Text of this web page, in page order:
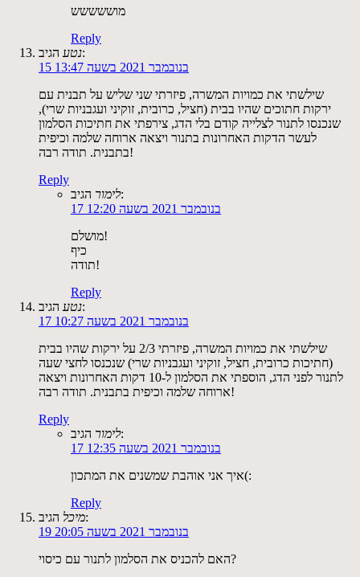
מוששששש
Reply
נטעהגיב:
15 בנובמבר 2021 בשעה 13:47
שילשתי את כמויות המשרה, פיזרתי שני שליש על תבנית עם
ירקות חתוכים שהיו בבית (חציל, כרובית, זוקיני ועגבניות שרי),
שנכנסו לתנור לצלייה קודם בלי הדג, צירפתי את חתיכות הסלמון
לעשר הדקות האחרונות בתנור ויצאה ארוחה שלמה וכיפית
בתבנית. תודה רבה!
Reply
לימורהגיב:
17 בנובמבר 2021 בשעה 12:20
מושלם!
כיף
תודה!
Reply
נטעהגיב:
17 בנובמבר 2021 בשעה 10:27
שילשתי את כמויות המשרה, פיזרתי 2/3 על ירקות שהיו בבית
(חתיכות כרובית, חציל, זוקיני ועגבניות שרי) שנכנסו לחצי שעה
לתנור לפני הדג, הוספתי את הסלמון ל-10 דקות האחרונות ויצאה
ארוחה שלמה וכיפית בתבנית. תודה רבה!
Reply
לימורהגיב:
17 בנובמבר 2021 בשעה 12:35
איך אני אוהבת שמשנים את המתכון(:
Reply
מיכלהגיב:
19 בנובמבר 2021 בשעה 20:05
האם להכניס את הסלמון לתנור עם כיסוי?